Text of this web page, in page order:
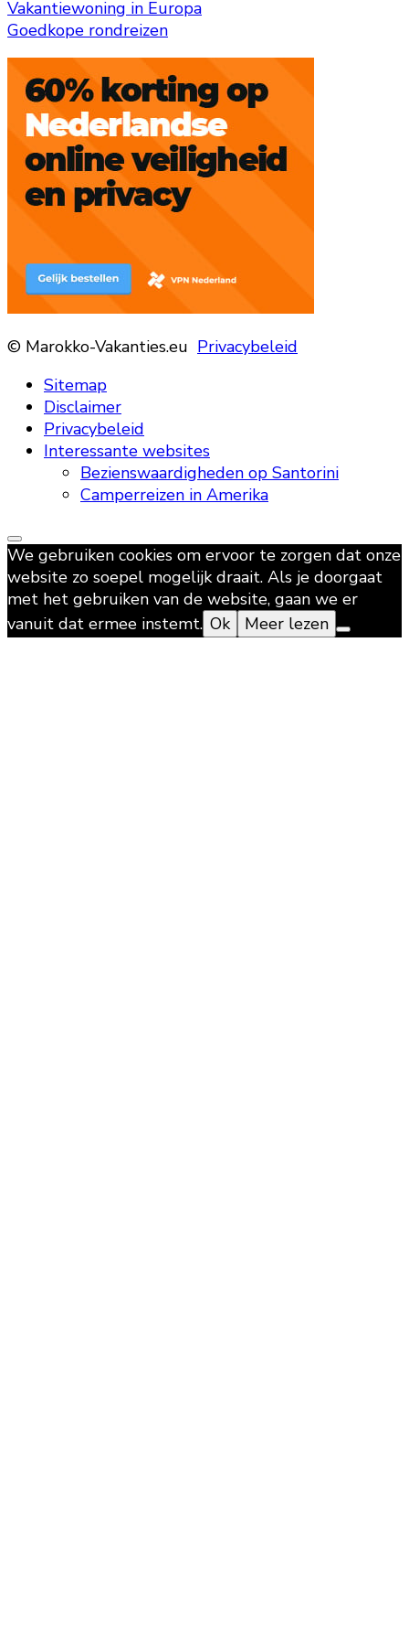
Vakantiewoning in Europa
Goedkope rondreizen
© Marokko-Vakanties.eu Privacybeleid
Sitemap
Disclaimer
Privacybeleid
Interessante websites
Bezienswaardigheden op Santorini
Camperreizen in Amerika
We gebruiken cookies om ervoor te zorgen dat onze
website zo soepel mogelijk draait. Als je doorgaat
met het gebruiken van de website, gaan we er
vanuit dat ermee instemt. Ok Meer lezen